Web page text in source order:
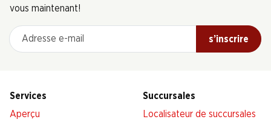
vous maintenant!
Adresse e-mail
s’inscrire
Services
Aperçu
Succursales
Localisateur de succursales